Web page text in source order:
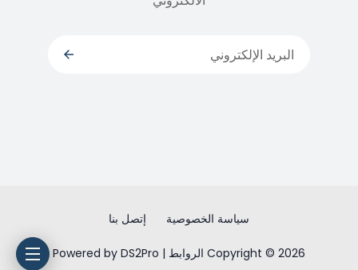
سياسة الخصوصية إتصل بنا
Copyright © 2026 الروابط | Powered by DS2Pro